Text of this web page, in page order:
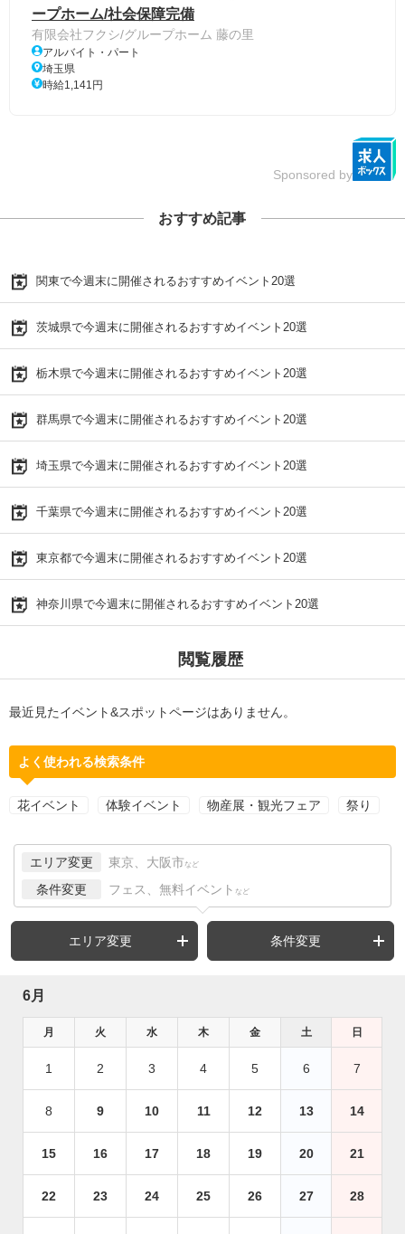
ープホーム/社会保障完備
有限会社フクシ/グループホーム 藤の里
アルバイト・パート
埼玉県
時給1,141円
Sponsored by
おすすめ記事
関東で今週末に開催されるおすすめイベント20選
茨城県で今週末に開催されるおすすめイベント20選
栃木県で今週末に開催されるおすすめイベント20選
群馬県で今週末に開催されるおすすめイベント20選
埼玉県で今週末に開催されるおすすめイベント20選
千葉県で今週末に開催されるおすすめイベント20選
東京都で今週末に開催されるおすすめイベント20選
神奈川県で今週末に開催されるおすすめイベント20選
閲覧履歴
最近見たイベント&スポットページはありません。
よく使われる検索条件
花イベント 体験イベント 物産展・観光フェア 祭り
エリア変更 東京、大阪市 など
条件変更 フェス、無料イベント など
エリア変更 条件変更
6月
月 火 水 木 金 土 日
1 2 3 4 5 6 7
8 9 10 11 12 13 14
15 16 17 18 19 20 21
22 23 24 25 26 27 28